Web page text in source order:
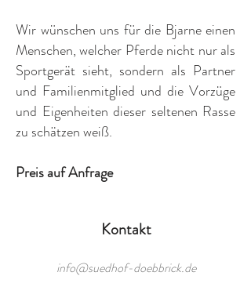
Wir wünschen uns für die Bjarne einen
Menschen, welcher Pferde nicht nur als
Sportgerät sieht, sondern als Partner
und Familienmitglied und die Vorzüge
und Eigenheiten dieser seltenen Rasse
zu schätzen weiß.
Preis auf Anfrage​
Kontakt
info@suedhof-doebbrick.de